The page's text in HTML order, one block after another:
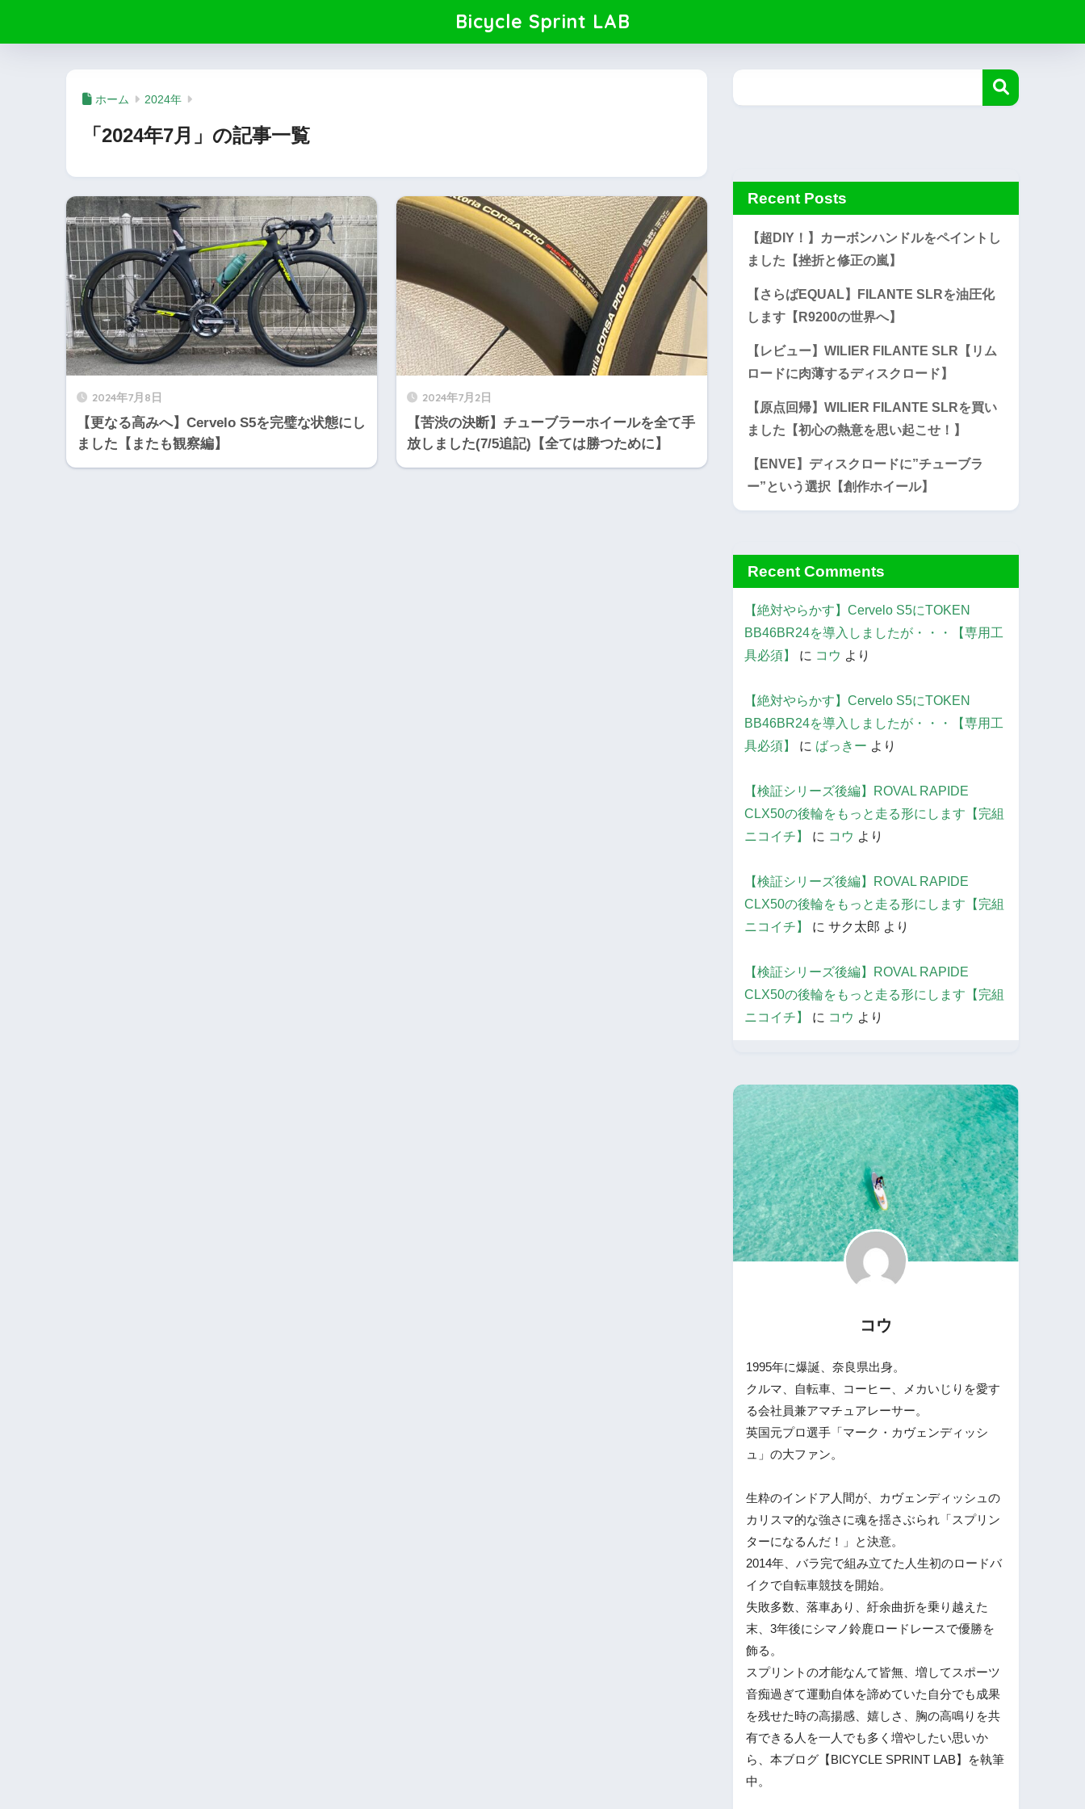
Bicycle Sprint LAB
ホーム 2024年
「2024年7月」の記事一覧
2024年7月8日
【更なる高みへ】Cervelo S5を完璧な状態にし
ました【またも観察編】
2024年7月2日
【苦渋の決断】チューブラーホイールを全て手
放しました(7/5追記)【全ては勝つために】
Recent Posts
【超DIY！】カーボンハンドルをペイントし
ました【挫折と修正の嵐】
【さらばEQUAL】FILANTE SLRを油圧化
します【R9200の世界へ】
【レビュー】WILIER FILANTE SLR【リム
ロードに肉薄するディスクロード】
【原点回帰】WILIER FILANTE SLRを買い
ました【初心の熱意を思い起こせ！】
【ENVE】ディスクロードに”チューブラ
ー”という選択【創作ホイール】
Recent Comments
【絶対やらかす】Cervelo S5にTOKEN
BB46BR24を導入しましたが・・・【専用工
具必須】
に コウ より
【絶対やらかす】Cervelo S5にTOKEN
BB46BR24を導入しましたが・・・【専用工
具必須】
に ばっきー より
【検証シリーズ後編】ROVAL RAPIDE
CLX50の後輪をもっと走る形にします【完組
ニコイチ】
に コウ より
【検証シリーズ後編】ROVAL RAPIDE
CLX50の後輪をもっと走る形にします【完組
ニコイチ】
に サク太郎 より
【検証シリーズ後編】ROVAL RAPIDE
CLX50の後輪をもっと走る形にします【完組
ニコイチ】
に コウ より
コウ
1995年に爆誕、奈良県出身。
クルマ、自転車、コーヒー、メカいじりを愛す
る会社員兼アマチュアレーサー。
英国元プロ選手「マーク・カヴェンディッシ
ュ」の大ファン。
生粋のインドア人間が、カヴェンディッシュの
カリスマ的な強さに魂を揺さぶられ「スプリン
ターになるんだ！」と決意。
2014年、バラ完で組み立てた人生初のロードバ
イクで自転車競技を開始。
失敗多数、落車あり、紆余曲折を乗り越えた
末、3年後にシマノ鈴鹿ロードレースで優勝を
飾る。
スプリントの才能なんて皆無、増してスポーツ
音痴過ぎて運動自体を諦めていた自分でも成果
を残せた時の高揚感、嬉しさ、胸の高鳴りを共
有できる人を一人でも多く増やしたい思いか
ら、本ブログ【BICYCLE SPRINT LAB】を執筆
中。